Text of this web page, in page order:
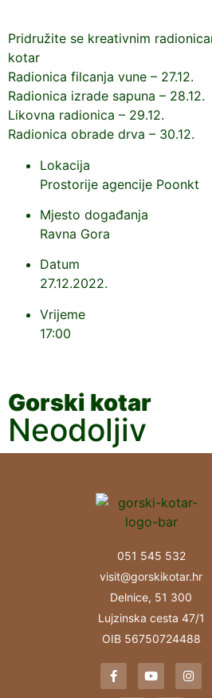
Pridružite se kreativnim
kotar
Radionica filcanja vune – 27.12.
Radionica izrade sapuna – 28.12.
Likovna radionica – 29.12.
Radionica obrade drva – 30.12.
Lokacija
Prostorije agencije Poonkt
Mjesto događanja
Ravna Gora
Datum
27.12.2022.
Vrijeme
17:00
Gorski kotar
Neodoljiv
051 545 532
visit@gorskikotar.hr
Delnice, 51 300
Lujzinska cesta 47/1
OIB 56750724488